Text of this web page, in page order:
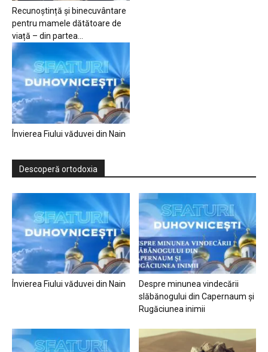
Recunoștință și binecuvântare
pentru mamele dătătoare de
viață – din partea...
Învierea Fiului văduvei din Nain
Descoperă ortodoxia
Învierea Fiului văduvei din Nain
Despre minunea vindecării
slăbănogului din Capernaum și
Rugăciunea inimii